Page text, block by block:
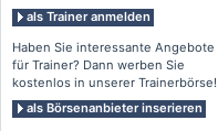
als Trainer anmelden
Haben Sie interessante Angebote
für Trainer? Dann werben Sie
kostenlos in unserer Trainerbörse!
als Börsenanbieter inserieren